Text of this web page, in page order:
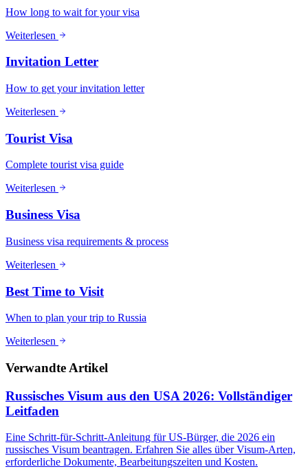
How long to wait for your visa
Weiterlesen
Invitation Letter
How to get your invitation letter
Weiterlesen
Tourist Visa
Complete tourist visa guide
Weiterlesen
Business Visa
Business visa requirements & process
Weiterlesen
Best Time to Visit
When to plan your trip to Russia
Weiterlesen
Verwandte Artikel
Russisches Visum aus den USA 2026: Vollständiger
Leitfaden
Eine Schritt-für-Schritt-Anleitung für US-Bürger, die 2026 ein
russisches Visum beantragen. Erfahren Sie alles über Visum-Arten,
erforderliche Dokumente, Bearbeitungszeiten und Kosten.